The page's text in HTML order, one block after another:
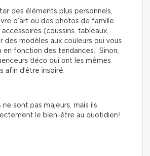
des éléments plus personnels,
d’art ou des photos de famille.
accessoires (coussins, tableaux,
des modèles aux couleurs qui vous
en fonction des tendances. Sinon,
déco qui ont les mêmes
afin d’être inspiré.
ne sont pas majeurs, mais ils
le bien-être au quotidien!